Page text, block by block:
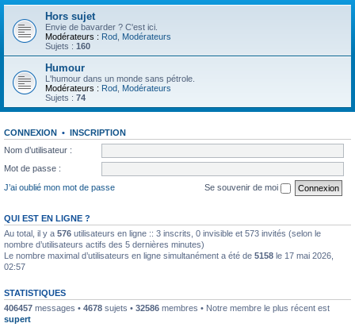
Hors sujet
Envie de bavarder ? C'est ici.
Modérateurs : Rod Modérateurs
Sujets : 160
Humour
L'humour dans un monde sans pétrole.
Modérateurs : Rod Modérateurs
Sujets : 74
CONNEXION • INSCRIPTION
Nom d’utilisateur :
Mot de passe :
J’ai oublié mon mot de passe
Se souvenir de moi
QUI EST EN LIGNE ?
Au total, il y a 576 utilisateurs en ligne :: 3 inscrits, 0 invisible et 573 invités (selon le
nombre d’utilisateurs actifs des 5 dernières minutes)
Le nombre maximal d’utilisateurs en ligne simultanément a été de 5158 le 17 mai 2026,
02:57
STATISTIQUES
406457 messages • 4678 sujets • 32586 membres • Notre membre le plus récent est
supert